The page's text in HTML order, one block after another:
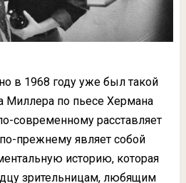
в 1968 году уже был такой
Миллера по пьесе Хермана
современному расставляет
прежнему являет собой
историю, которая
зрительницам, любящим